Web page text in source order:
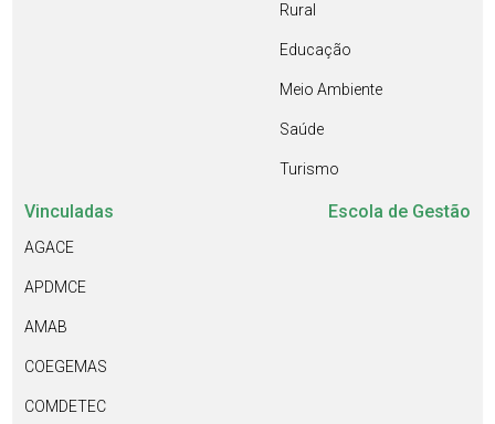
Rural
Educação
Meio Ambiente
Saúde
Turismo
Vinculadas
AGACE
APDMCE
AMAB
COEGEMAS
COMDETEC
Escola de Gestão